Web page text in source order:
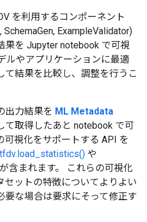
を利用するコンポーネント
ExampleValidator)
果を Jupyter notebook で可視
ルやアプリケーションに最適
て結果を比較し、調整を行うこ
出力結果を ML Metadata
て取得したあと notebook で可
可視化をサポートする API を
tfdv.load_statistics() や
が含まれます。 これらの可視化
セットの特徴についてよりよい
要な場合は要求にそって修正す